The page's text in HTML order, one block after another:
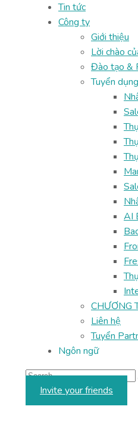
Tin tức
Công ty
Giới thiệu
Lời chào
Đào tạo &
Tuyển dụng
AI
CHƯƠNG
Liên hệ
Tuyển
Ngôn ngữ
Invite your friends